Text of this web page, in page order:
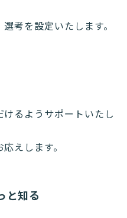
考を設定いたします。
るようサポートいたし
えします。
と知る